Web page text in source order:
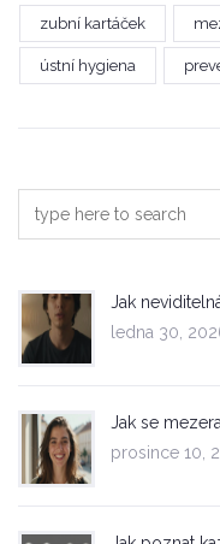
zubní kartáček
ústní hygiena
Jak
ledna 30,
Jak se
prosince 10,